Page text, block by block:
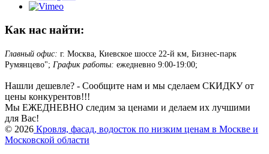
Как нас найти:
Главный офис: г. Москва, Киевское шоссе 22-й км, Бизнес-парк
Румянцево"; График работы: ежедневно 9:00-19:00;
Нашли дешевле? - Сообщите нам и мы сделаем СКИДКУ от
цены конкурентов!!!
Мы ЕЖЕДНЕВНО следим за ценами и делаем их лучшими
для Вас!
© 2026 Кровля, фасад, водосток по низким ценам в Москве и
Московской области